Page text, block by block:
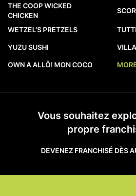
THE COOP WICKED
CHICKEN
WETZEL’S PRETZELS
YUZU SUSHI
OWN A ALLÔ! MON COCO
Vous souhaitez
propre
DEVENEZ FRANCHISÉ DÈS